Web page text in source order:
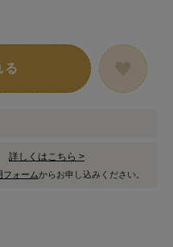
る
詳しくはこちら >
フォームからお申し込みください。